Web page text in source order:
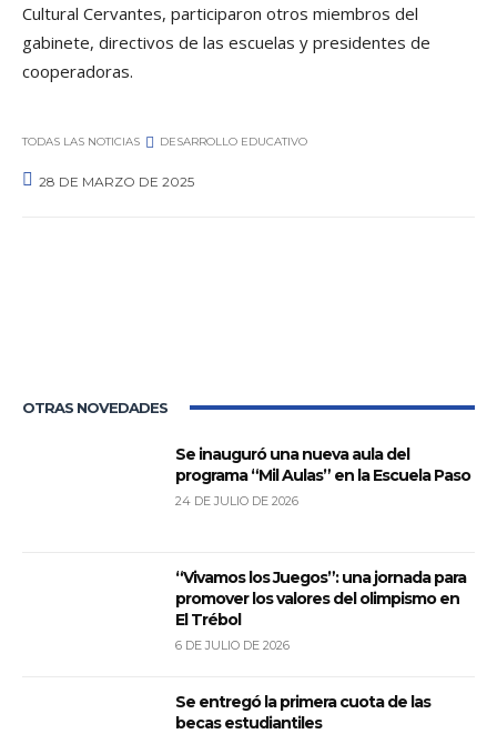
Cultural Cervantes, participaron otros miembros del
gabinete, directivos de las escuelas y presidentes de
cooperadoras.
TODAS LAS NOTICIAS DESARROLLO EDUCATIVO
28 DE MARZO DE 2025
OTRAS NOVEDADES
Se inauguró una nueva aula del
programa “Mil Aulas” en la Escuela Paso
24 DE JULIO DE 2026
“Vivamos los Juegos”: una jornada para
promover los valores del olimpismo en
El Trébol
6 DE JULIO DE 2026
Se entregó la primera cuota de las
becas estudiantiles